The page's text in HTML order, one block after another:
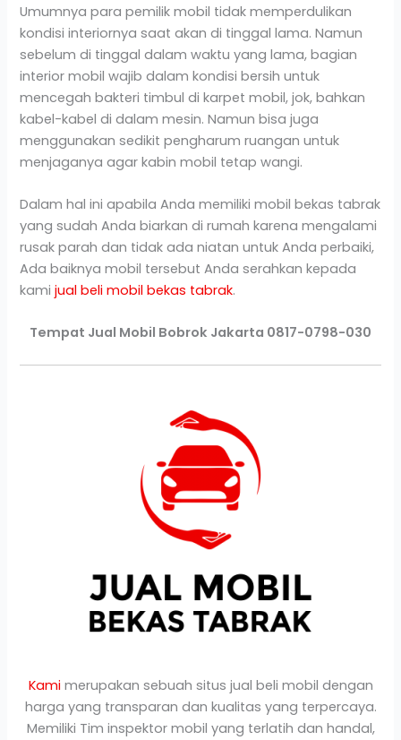
Umumnya para pemilik mobil tidak memperdulikan
kondisi interiornya saat akan di tinggal lama. Namun
sebelum di tinggal dalam waktu yang lama, bagian
interior mobil wajib dalam kondisi bersih untuk
mencegah bakteri timbul di karpet mobil, jok, bahkan
kabel-kabel di dalam mesin. Namun bisa juga
menggunakan sedikit pengharum ruangan untuk
menjaganya agar kabin mobil tetap wangi.
Dalam hal ini apabila Anda memiliki mobil bekas tabrak
yang sudah Anda biarkan di rumah karena mengalami
rusak parah dan tidak ada niatan untuk Anda perbaiki,
Ada baiknya mobil tersebut Anda serahkan kepada
kamijual beli mobil bekas tabrak.
Tempat Jual Mobil Bobrok Jakarta 0817-0798-030
Kamimerupakan sebuah situs jual beli mobil dengan
harga yang transparan dan kualitas yang terpercaya.
Memiliki Tim inspektor mobil yang terlatih dan handal,